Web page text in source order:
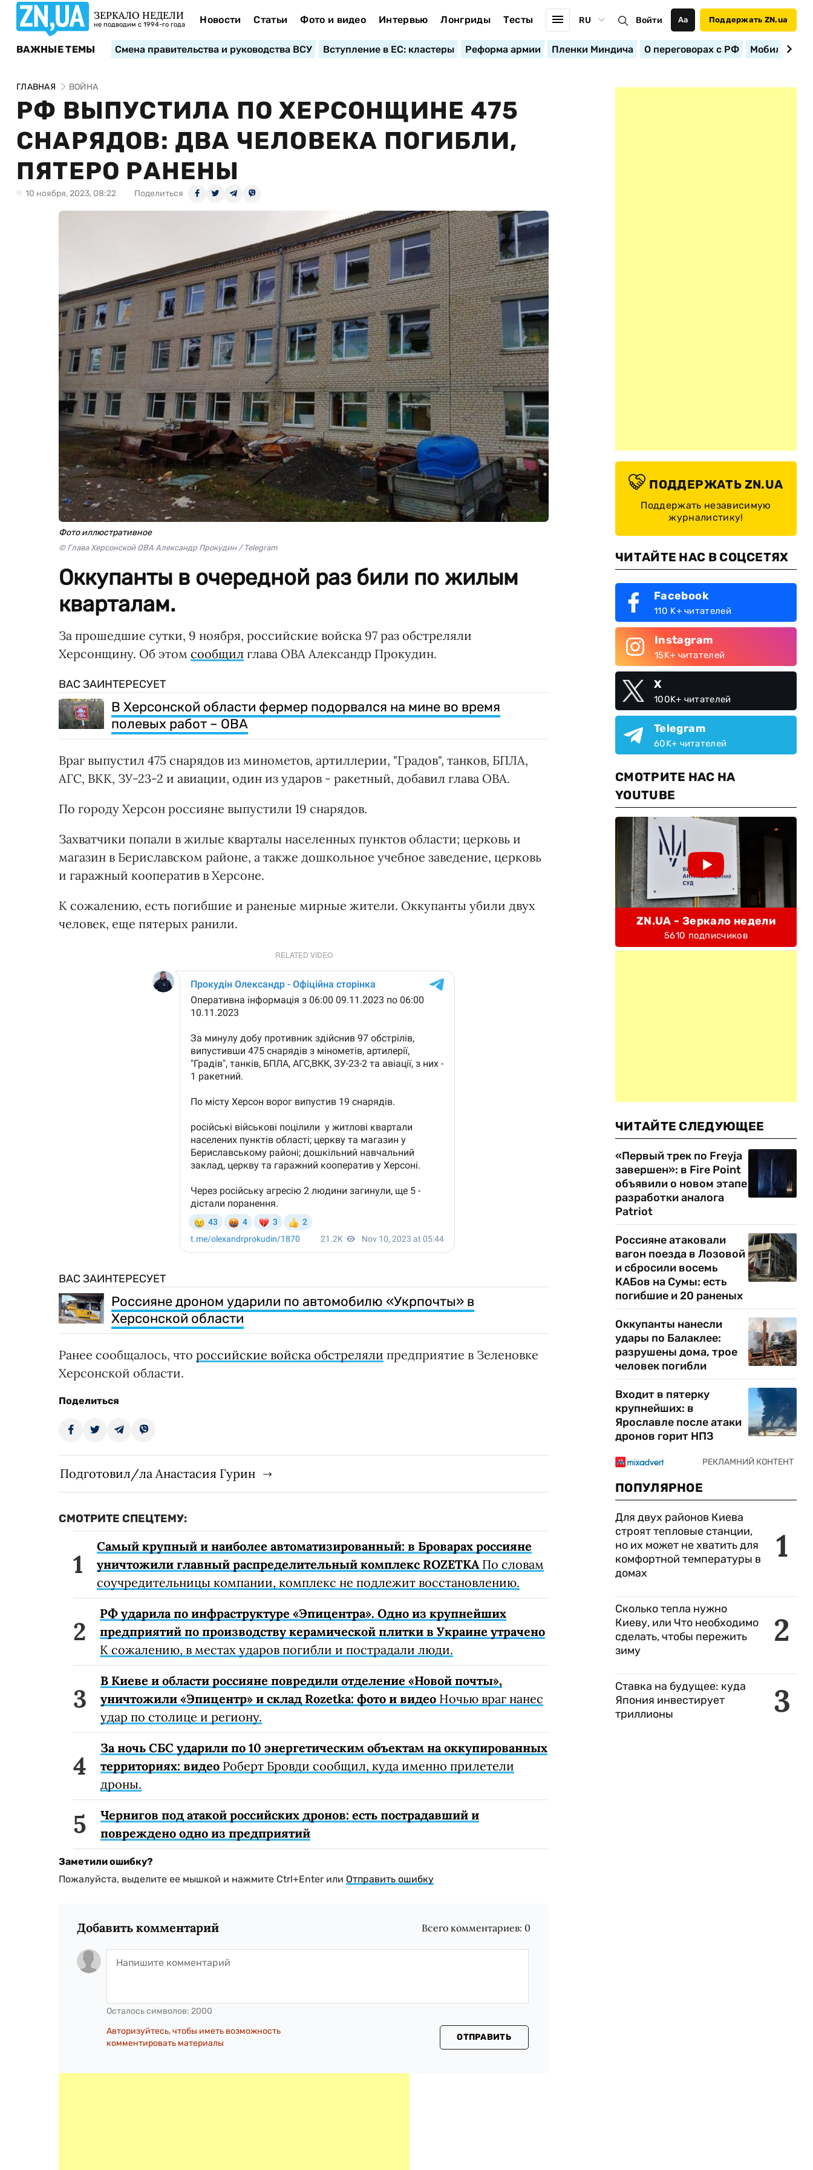
ЗЕРКАЛО НЕДЕЛИ
не подводим с 1994-го года Новости Статьи Фото и видео Интервью Лонгриды Тесты RU Войти Аа Поддержать ZN.ua
ВАЖНЫЕ ТЕМЫ Смена правительства и руководства ВСУ Вступление в ЕС: кластеры Реформа армии Пленки Миндича О переговорах с РФ
ГЛАВНАЯ ВОЙНА
РФ ВЫПУСТИЛА ПО ХЕРСОНЩИНЕ 475
СНАРЯДОВ: ДВА ЧЕЛОВЕКА ПОГИБЛИ,
ПЯТЕРО РАНЕНЫ
10 ноября, 2023, 08:22 Поделиться
Фото иллюстративное
© Глава Херсонской ОВА Александр Прокудин / Telegram
Оккупанты в очередной раз били по жилым
кварталам.
За прошедшие сутки, 9 ноября, российские войска 97 раз обстреляли
Херсонщину. Об этом сообщил глава ОВА Александр Прокудин.
ВАС ЗАИНТЕРЕСУЕТ
В Херсонской области фермер подорвался на мине во время
полевых работ – ОВА
Враг выпустил 475 снарядов из минометов, артиллерии, "Градов", танков, БПЛА,
АГС, ВКК, ЗУ-23-2 и авиации, один из ударов - ракетный, добавил глава ОВА.
По городу Херсон россияне выпустили 19 снарядов.
Захватчики попали в жилые кварталы населенных пунктов области; церковь и
магазин в Бериславском районе, а также дошкольное учебное заведение, церковь
и гаражный кооператив в Херсоне.
К сожалению, есть погибшие и раненые мирные жители. Оккупанты убили двух
человек, еще пятерых ранили.
RELATED VIDEO
ВАС ЗАИНТЕРЕСУЕТ
Россияне дроном ударили по автомобилю «Укрпочты» в
Херсонской области
Ранее сообщалось, что российские войска обстреляли предприятие в Зеленовке
Херсонской области.
Поделиться
Подготовил/ла Анастасия Гурин
СМОТРИТЕ СПЕЦТЕМУ:
Самый крупный и наиболее автоматизированный: в Броварах россияне
уничтожили главный распределительный комплекс ROZETKAПо словам
соучредительницы компании, комплекс не подлежит восстановлению.
РФ ударила по инфраструктуре «Эпицентра». Одно из крупнейших
предприятий по производству керамической плитки в Украине утрачено
К сожалению, в местах ударов погибли и пострадали люди.
В Киеве и области россияне повредили отделение «Новой почты»,
уничтожили «Эпицентр» и склад Rozetka: фото и видео Ночью враг нанес
удар по столице и региону.
За ночь СБС ударили по 10 энергетическим объектам на оккупированных
территориях: видео Роберт Бровди сообщил, куда именно прилетели
дроны.
Чернигов под атакой российских дронов: есть пострадавший и
повреждено одно из предприятий
Заметили ошибку?
Пожалуйста, выделите ее мышкой и нажмите Ctrl+Enter или Отправить ошибку
Добавить комментарий Всего комментариев: 0
Осталось символов: 2000
Авторизуйтесь, чтобы иметь возможность
комментировать материалы
ОТПРАВИТЬ
ПОДДЕРЖАТЬ ZN.UA
Поддержать независимую
журналистику!
ЧИТАЙТЕ НАС В СОЦСЕТЯХ
Facebook
110 K+ читателей
Instagram
15K+ читателей
X
100K+ читателей
Telegram
60K+ читателей
СМОТРИТЕ НАС НА
YOUTUBE
ZN.UA - Зеркало недели
5610 подписчиков
ЧИТАЙТЕ СЛЕДУЮЩЕЕ
«Первый трек по Freyja
завершен»: в Fire Point
объявили о новом этапе
разработки аналога
Patriot
Россияне атаковали
вагон поезда в Лозовой
и сбросили восемь
КАБов на Сумы: есть
погибшие и 20 раненых
Оккупанты нанесли
удары по Балаклее:
разрушены дома, трое
человек погибли
Входит в пятерку
крупнейших: в
Ярославле после атаки
дронов горит НПЗ
ПОПУЛЯРНОЕ
1
Для двух районов Киева
строят тепловые станции,
но их может не хватить для
комфортной температуры в
домах
2
Сколько тепла нужно
Киеву, или Что необходимо
сделать, чтобы пережить
зиму
3
Ставка на будущее: куда
Япония инвестирует
триллионы